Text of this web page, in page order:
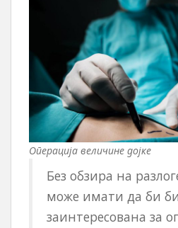
Операција величине дојке
Без обзира на
може имати да би
заинтересована за